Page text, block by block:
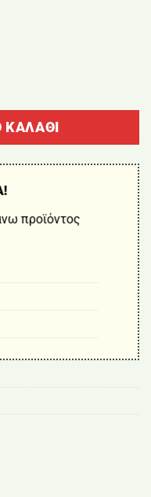
προϊόντος